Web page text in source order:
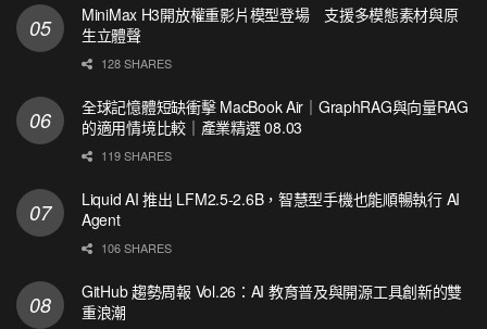
MiniMax H3開放權重影片模型登場 支援多模態素材與原
生立體聲
128 SHARES
全球記憶體短缺衝擊 MacBook Air｜GraphRAG與向量RAG
的適用情境比較｜產業精選 08.03
119 SHARES
Liquid AI 推出 LFM2.5-2.6B，智慧型手機也能順暢執行 AI
Agent
106 SHARES
GitHub 趨勢周報 Vol.26：AI 教育普及與開源工具創新的雙
重浪潮